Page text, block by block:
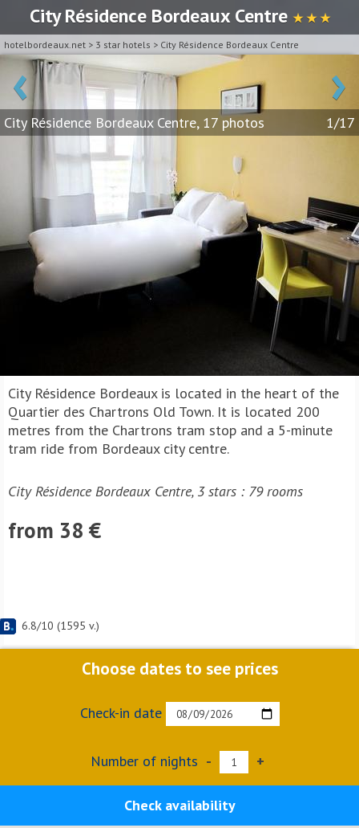
City Résidence Bordeaux Centre ★ ★ ★
hotelbordeaux.net > 3 star hotels > City Résidence Bordeaux Centre
‹ ›
City Résidence Bordeaux Centre, 17 photos 1/17
City Résidence Bordeaux is located in the heart of the
Quartier des Chartrons Old Town. It is located 200
metres from the Chartrons tram stop and a 5-minute
tram ride from Bordeaux city centre.
City Résidence Bordeaux Centre, 3 stars : 79 rooms
from 38 €
6.8/10 (1595 v.)
Choose dates to see prices
Check-in date
Number of nights - +
Check availability